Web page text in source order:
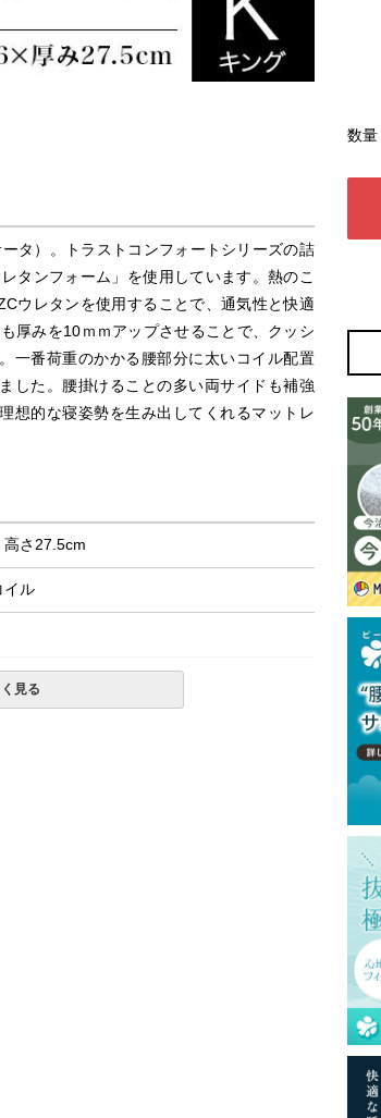
タ）。トラストコンフォートシリーズの詰
タンフォーム」を使用しています。熱のこ
ウレタンを使用することで、通気性と快適
厚みを10ｍｍアップさせることで、クッシ
一番荷重のかかる腰部分に太いコイル配置
した。腰掛けることの多い両サイドも補強
想的な寝姿勢を生み出してくれるマットレ
さ27.5cm
イル
見る